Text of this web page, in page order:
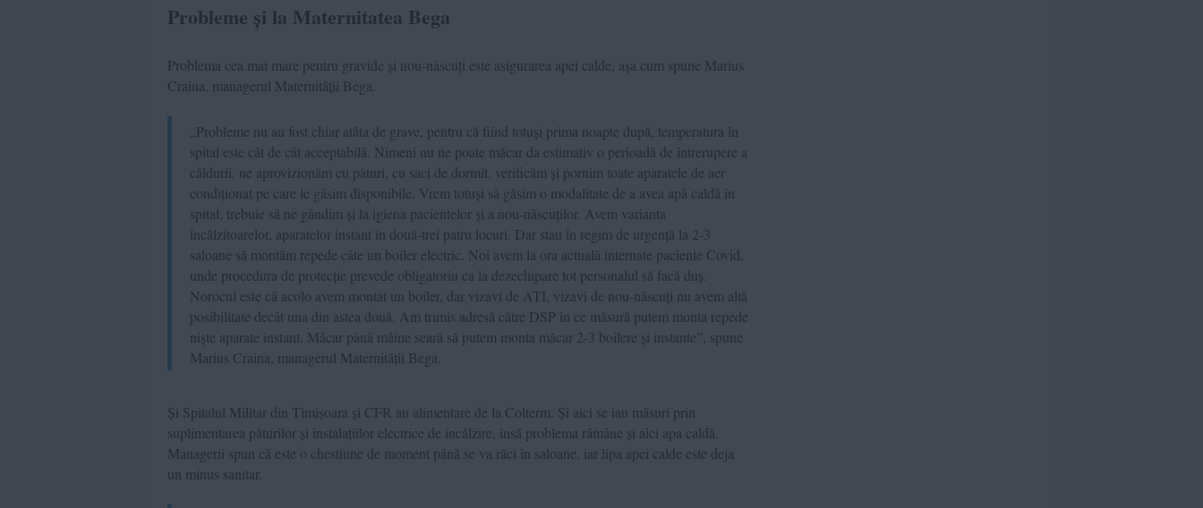
Probleme și la Maternitatea Bega
Problema cea mai mare pentru gravide și nou-născuți este asigurarea apei calde, așa cum spune Marius
Craina, managerul Maternității Bega.
„Probleme nu au fost chiar atâta de grave, pentru că fiind totuși prima noapte după, temperatura în
spital este cât de cât acceptabilă. Nimeni nu ne poate măcar da estimativ o perioadă de întrerupere a
căldurii, ne aprovizionăm cu pături, cu saci de dormit, verificăm și pornim toate aparatele de aer
condiționat pe care le găsim disponibile. Vrem totuși să găsim o modalitate de a avea apă caldă în
spital, trebuie să ne gândim și la igiena pacientelor și a nou-născuților. Avem varianta
încălzitoarelor, aparatelor instant în două-trei patru locuri. Dar stau în regim de urgență la 2-3
saloane să montăm repede câte un boiler electric. Noi avem la ora actuală internate paciente Covid,
unde procedura de protecție prevede obligatoriu ca la dezechipare tot personalul să facă duș.
Norocul este că acolo avem montat un boiler, dar vizavi de ATI, vizavi de nou-născuți nu avem altă
posibilitate decât una din astea două. Am trimis adresă către DSP în ce măsură putem monta repede
niște aparate instant. Măcar până mâine seară să putem monta măcar 2-3 boilere și instante”, spune
Marius Craina, managerul Maternității Bega.
Și Spitalul Militar din Timișoara și CFR au alimentare de la Colterm. Și aici se iau măsuri prin
suplimentarea păturilor și instalațiilor electrice de încălzire, însă problema rămâne și aici apa caldă.
Managerii spun că este o chestiune de moment până se va răci în saloane, iar lipa apei calde este deja
un minus sanitar.